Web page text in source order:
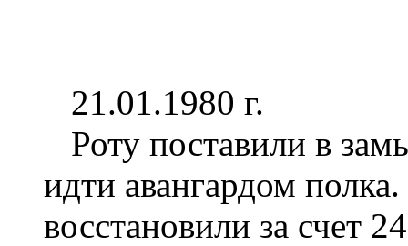
21.01.1980 г.
Роту поставили в
идти авангардом
восстановили за счет